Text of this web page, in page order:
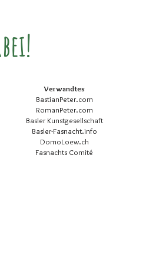
Verwandtes
BastianPeter.com
RomanPeter.com
Basler Kunstgesellschaft
Basler-Fasnacht.info
DomoLoew.ch
Fasnachts Comité